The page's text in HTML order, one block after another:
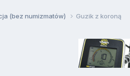
(bez numizmatów) Guzik z koroną